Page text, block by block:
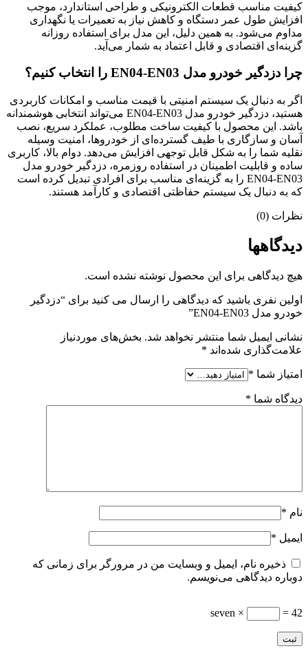
کیفیت مناسب قطعات الکترونیکی و طراحی استاندارد، موجب
افزایش طول عمر دستگاه و کاهش نیاز به تعمیرات یا نگهداری
مداوم می‌شود. به همین دلیل، این مدل برای استفاده روزانه
گزینه‌ای اقتصادی و قابل اعتماد به شمار می‌آید.
چرا دزدگیر خودرو مدل EN04-EN03 را انتخاب کنیم؟
اگر به دنبال یک سیستم امنیتی با قیمت مناسب و امکانات کاربردی
هستید، دزدگیر خودرو مدل EN04-EN03 می‌تواند انتخابی هوشمندانه
باشد. این محصول با کیفیت ساخت مطلوب، عملکرد سریع، نصب
آسان و سازگاری با طیف گسترده‌ای از خودروها، امنیت وسیله
نقلیه شما را به شکل قابل توجهی افزایش می‌دهد. دوام بالا، کاربری
ساده و قابلیت اطمینان در استفاده روزمره، دزدگیر خودرو مدل
EN04-EN03 را به گزینه‌ای مناسب برای افرادی تبدیل کرده است
که به دنبال یک سیستم حفاظتی اقتصادی و کارآمد هستند.
نظرات (0)
دیدگاهها
هیچ دیدگاهی برای این محصول نوشته نشده است.
اولین نفری باشید که دیدگاهی را ارسال می کنید برای “دزدگیر
خودرو مدل EN04-EN03”
نشانی ایمیل شما منتشر نخواهد شد. بخش‌های موردنیاز
علامت‌گذاری شده‌اند *
امتیاز شما *
دیدگاه شما *
نام *
ایمیل *
ذخیره نام، ایمیل و وبسایت من در مرورگر برای زمانی که
دوباره دیدگاهی می‌نویسم.
seven × = 42